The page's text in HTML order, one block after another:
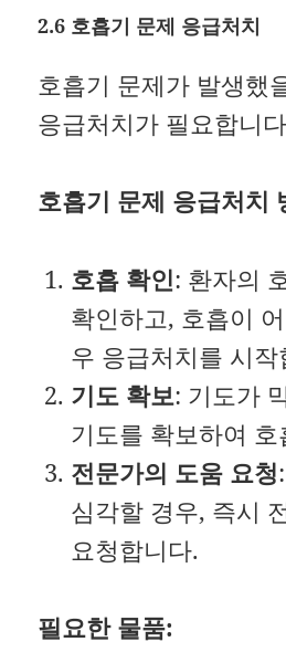
2.6 호흡기 문제 응급처치
호흡기 문제가 발생했
응급처치가 필요합니
호흡기 문제 응급처치
호흡 확인: 환자의
확인하고, 호흡이
우 응급처치를 시작
기도 확보: 기도가
기도를 확보하여
전문가의 도움 요청
심각할 경우, 즉시
요청합니다.
필요한 물품: